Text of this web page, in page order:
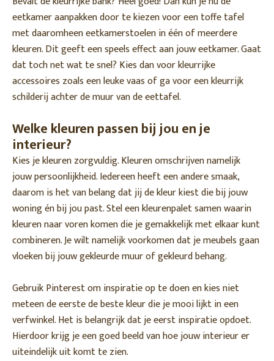
eetkamer aanpakken door te kiezen voor een toffe tafel
met daaromheen eetkamerstoelen in één of meerdere
kleuren. Dit geeft een speels effect aan jouw eetkamer. Gaat
dat toch net wat te snel? Kies dan voor kleurrijke
accessoires zoals een leuke vaas of ga voor een kleurrijk
schilderij achter de muur van de eettafel.
Welke kleuren passen bij jou en je
interieur?
Kies je kleuren zorgvuldig. Kleuren omschrijven namelijk
jouw persoonlijkheid. Iedereen heeft een andere smaak,
daarom is het van belang dat jij de kleur kiest die bij jouw
woning én bij jou past. Stel een kleurenpalet samen waarin
kleuren naar voren komen die je gemakkelijk met elkaar kunt
combineren. Je wilt namelijk voorkomen dat je meubels gaan
vloeken bij jouw gekleurde muur of gekleurd behang.
Gebruik Pinterest om inspiratie op te doen en kies niet
meteen de eerste de beste kleur die je mooi lijkt in een
verfwinkel. Het is belangrijk dat je eerst inspiratie opdoet.
Hierdoor krijg je een goed beeld van hoe jouw interieur er
uiteindelijk uit komt te zien.